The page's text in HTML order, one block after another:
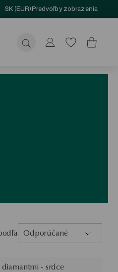
SK (EUR)Predvoľby zobrazenia
Odoslať
štyrmi stĺpcami
stĺpcami
Odporúčané
diamantmi - srdce